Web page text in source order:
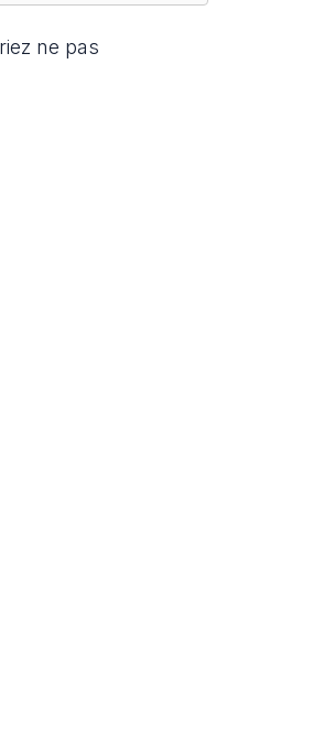
ne pas